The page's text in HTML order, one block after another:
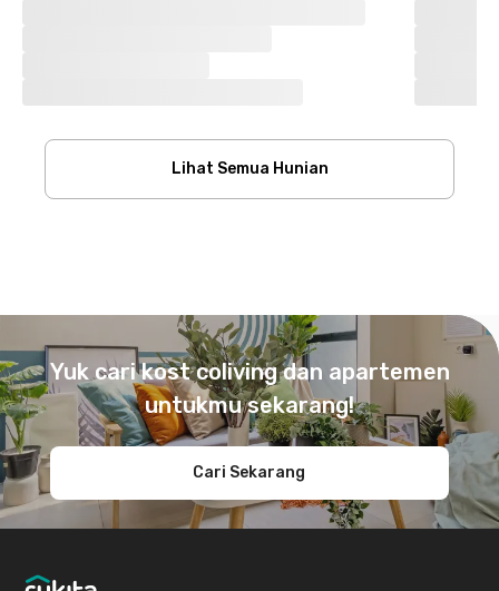
Lihat Semua Hunian
Yuk cari kost coliving dan apartemen
untukmu sekarang!
Cari Sekarang